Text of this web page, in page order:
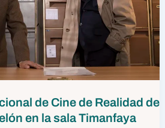
de Cine de Realidad de
en la sala Timanfaya